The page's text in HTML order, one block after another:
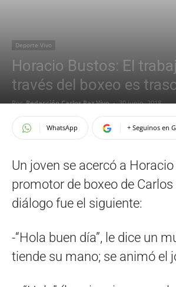
Deporte Vivo
Horacio Bustos: El
través del boxeo es
Por Redacción Carlos Paz Vivo - 30 junio, 2018
WhatsApp + Seguinos en
Un joven se acercó a Horacio
promotor de boxeo de Carlos
diálogo fue el siguiente:
-“Hola buen día”, le dice un
tiende su mano; se animó el